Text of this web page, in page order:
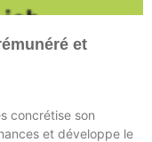
et
concrétise son
et développe le